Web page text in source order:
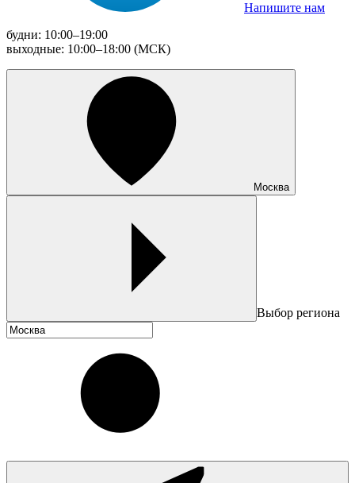
Напишите нам
будни: 10:00–19:00
выходные: 10:00–18:00 (МСК)
Москва
Выбор региона